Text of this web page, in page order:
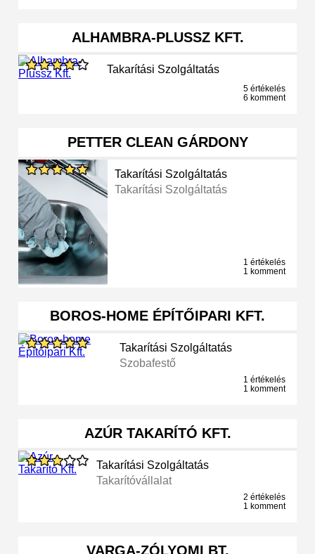
ALHAMBRA-PLUSSZ KFT.
Takarítási Szolgáltatás
5 értékelés
6 komment
PETTER CLEAN GÁRDONY
Takarítási Szolgáltatás
Takarítási Szolgáltatás
1 értékelés
1 komment
BOROS-HOME ÉPÍTŐIPARI KFT.
Takarítási Szolgáltatás
Szobafestő
1 értékelés
1 komment
AZÚR TAKARÍTÓ KFT.
Takarítási Szolgáltatás
Takarítóvállalat
2 értékelés
1 komment
VARGA-ZÓLYOMI BT.